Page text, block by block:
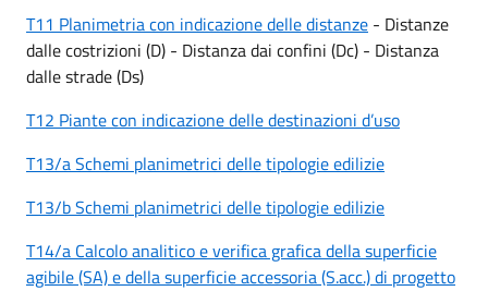
T11 Planimetria con indicazione delle distanze - Distanze
dalle costrizioni (D) - Distanza dai confini (Dc) - Distanza
dalle strade (Ds)
T12 Piante con indicazione delle destinazioni d’uso
T13/a Schemi planimetrici delle tipologie edilizie
T13/b Schemi planimetrici delle tipologie edilizie
T14/a Calcolo analitico e verifica grafica della superficie
agibile (SA) e della superficie accessoria (S.acc.) di progetto